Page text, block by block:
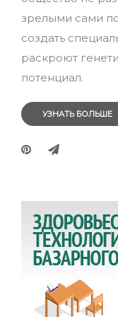
зрелыми сами
создать
раскроют
потенциал.
УЗНАТЬ БОЛЬШЕ